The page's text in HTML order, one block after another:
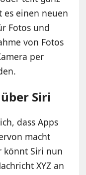
es einen neuen
Fotos und
von Fotos
per
Siri
dass Apps
macht
könnt Siri nun
XYZ an